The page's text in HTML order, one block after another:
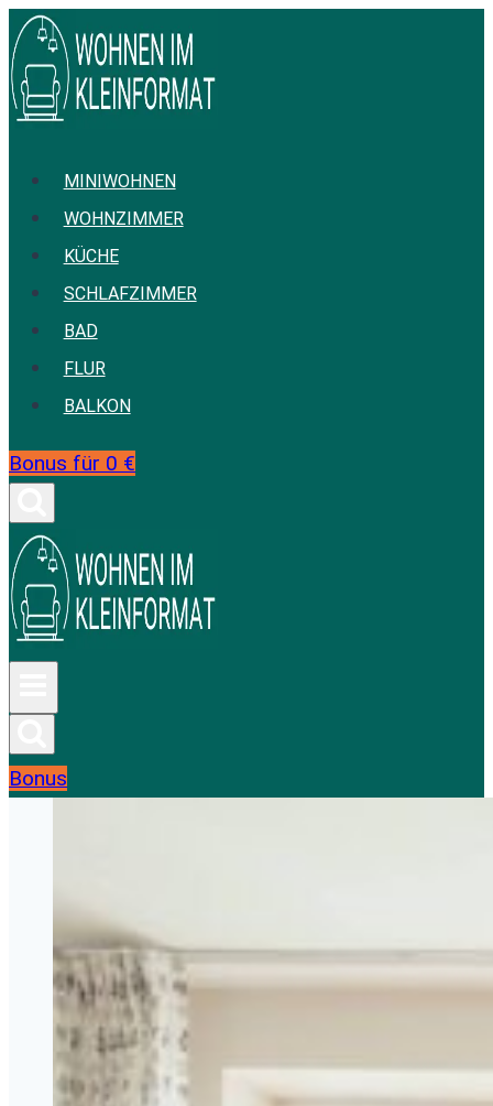
Zum
Inhalt
springen
MINIWOHNEN
WOHNZIMMER
KÜCHE
SCHLAFZIMMER
BAD
FLUR
BALKON
Bonus für 0 €
Bonus